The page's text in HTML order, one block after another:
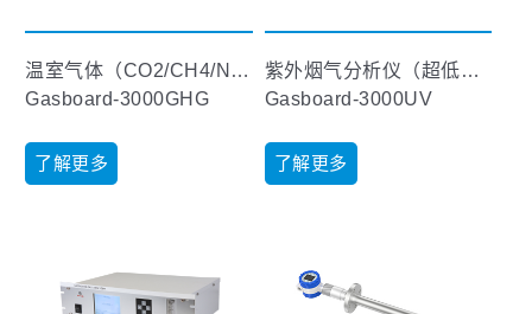
温室气体（CO2/CH4/N2O）排放分析仪
Gasboard-3000GHG
了解更多
紫外烟气分析仪（超低量程）【未发布】
Gasboard-3000UV
了解更多